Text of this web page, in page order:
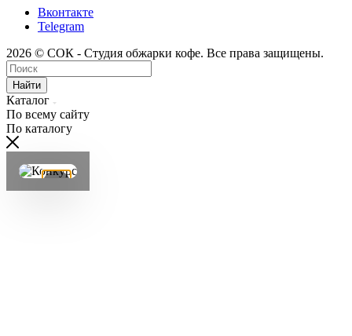
Вконтакте
Telegram
2026 © СОК - Студия обжарки кофе. Все права защищены.
Найти
Каталог
По всему сайту
По каталогу
×